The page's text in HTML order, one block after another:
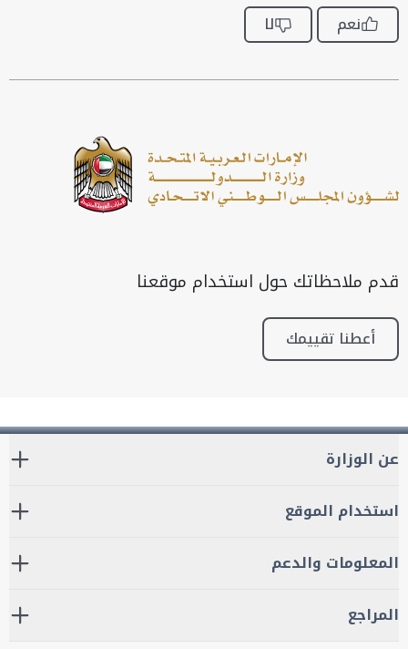
نعم لا
قدم ملاحظاتك حول استخدام موقعنا
أعطنا تقييمك
عن الوزارة
استخدام الموقع
المعلومات والدعم
المراجع